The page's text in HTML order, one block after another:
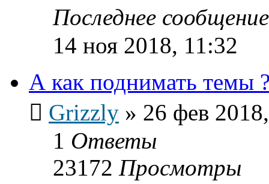
Последнее
14 ноя 2018, 11:32
А как поднимать темы
Grizzly » 26 фев
1 Ответы
23172 Просмотры